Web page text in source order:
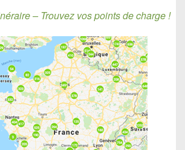
– Trouvez vos points de charge !